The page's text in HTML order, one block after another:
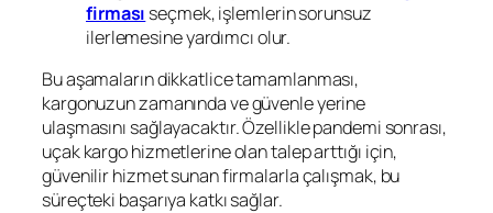
firması seçmek, işlemlerin sorunsuz
ilerlemesine yardımcı olur.
Bu aşamaların dikkatlice tamamlanması,
kargonuzun zamanında ve güvenle yerine
ulaşmasını sağlayacaktır. Özellikle pandemi sonrası,
uçak kargo hizmetlerine olan talep arttığı için,
güvenilir hizmet sunan firmalarla çalışmak, bu
süreçteki başarıya katkı sağlar.